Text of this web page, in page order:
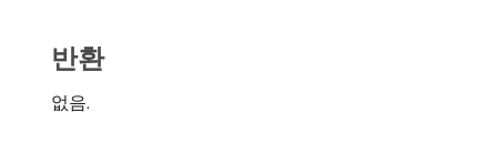
반환
없음.